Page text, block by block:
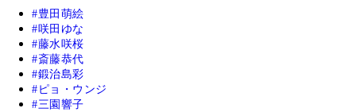
豊田萌絵
咲田ゆな
藤水咲桜
斎藤恭代
鍛治島彩
ピョ・ウンジ
三園響子